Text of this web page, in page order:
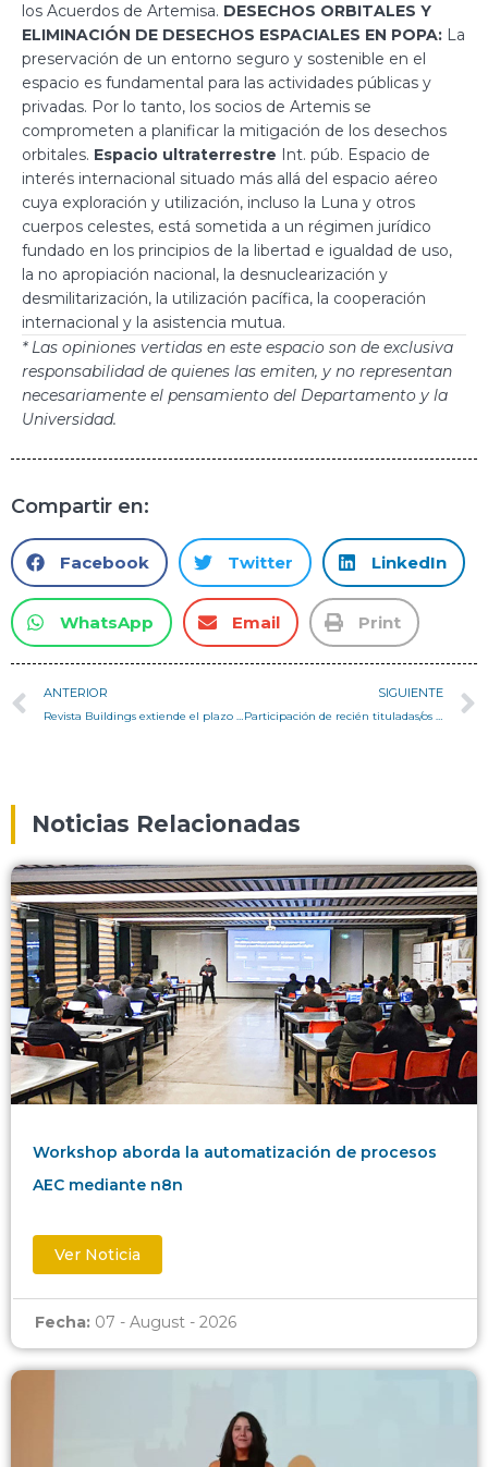
los Acuerdos de Artemisa. DESECHOS ORBITALES Y
ELIMINACIÓN DE DESECHOS ESPACIALES EN POPA: La
preservación de un entorno seguro y sostenible en el
espacio es fundamental para las actividades públicas y
privadas. Por lo tanto, los socios de Artemis se
comprometen a planificar la mitigación de los desechos
orbitales. Espacio ultraterrestre Int. púb. Espacio de
interés internacional situado más allá del espacio aéreo
cuya exploración y utilización, incluso la Luna y otros
cuerpos celestes, está sometida a un régimen jurídico
fundado en los principios de la libertad e igualdad de uso,
la no apropiación nacional, la desnuclearización y
desmilitarización, la utilización pacífica, la cooperación
internacional y la asistencia mutua.
* Las opiniones vertidas en este espacio son de exclusiva
responsabilidad de quienes las emiten, y no representan
necesariamente el pensamiento del Departamento y la
Universidad.
Compartir en:
Facebook Twitter LinkedIn
WhatsApp Email Print
ANTERIOR
Revista Buildings extiende el plazo para enviar artículos a “Architectural Design Supported by Information Technology: 2nd Edition”
SIGUIENTE
Participación de recién tituladas/os en el 14° Encuentro de Diseño Urbano
Noticias Relacionadas
Workshop aborda la automatización de procesos
AEC mediante n8n
Ver Noticia
Fecha: 07 - August - 2026